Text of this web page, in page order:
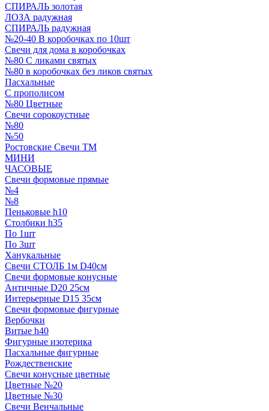
СПИРАЛЬ золотая
ЛОЗА радужная
СПИРАЛЬ радужная
№20-40 В коробочках по 10шт
Свечи для дома в коробочках
№80 С ликами святых
№80 в коробочках без ликов святых
Пасхальные
С прополисом
№80 Цветные
Свечи сорокоустные
№80
№50
Ростовские Свечи ТМ
МИНИ
ЧАСОВЫЕ
Свечи формовые прямые
№4
№8
Пеньковые h10
Столбики h35
По 1шт
По 3шт
Ханукальные
Свечи СТОЛБ 1м D40см
Свечи формовые конусные
Античные D20 25см
Интерьерные D15 35см
Свечи формовые фигурные
Вербочки
Витые h40
Фигурные изотерика
Пасхальные фигурные
Рождественские
Свечи конусные цветные
Цветные №20
Цветные №30
Свечи Венчальные